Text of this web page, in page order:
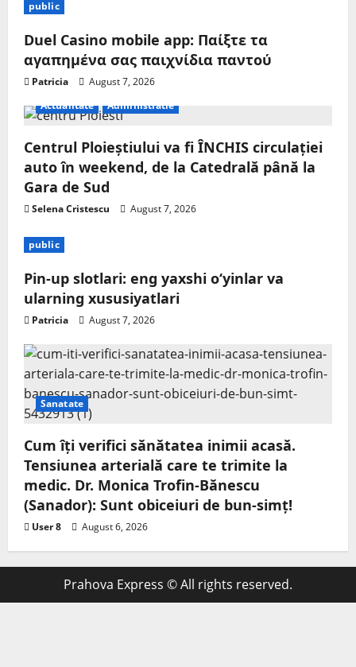
public
Duel Casino mobile app: Παίξτε τα
αγαπημένα σας παιχνίδια παντού
Patricia
August 7, 2026
Actualitate
Administratie
Centrul Ploieștiului va fi ÎNCHIS circulației
auto în weekend, de la Catedrală până la
Gara de Sud
Selena Cristescu August 7, 2026
public
Pin-up slotlari: eng yaxshi o‘yinlar va
ularning xususiyatlari
Patricia August 7, 2026
Sanatate
Cum îți verifici sănătatea inimii acasă.
Tensiunea arterială care te trimite la
medic. Dr. Monica Trofin-Bănescu
(Sanador): Sunt obiceiuri de bun-simț!
User 8 August 6, 2026
Prahova Express © All rights reserved.